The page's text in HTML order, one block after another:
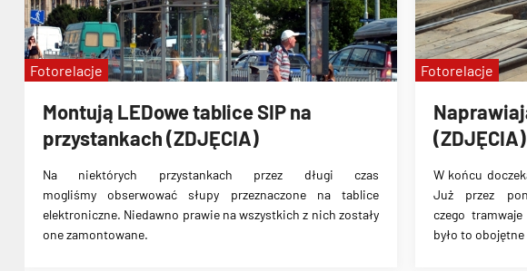
Montują LEDowe tablice SIP na
przystankach (ZDJĘCIA)
Na niektórych przystankach przez długi czas
mogliśmyobserwować słupy przeznaczone na tablice
elektroniczne. Niedawno prawie na wszystkich z nich zostały
one zamontowane.
Fotorelacje
(ZDJĘCIA)
W końcu
Już przez
czego tramwaje
było to
Fotorelacje